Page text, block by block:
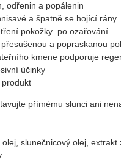
odřenin a popálenin
a špatně se hojící rány
pokožky po ozařování
a popraskanou
kmene podporuje
účinky
přímému slunci ani
olej, slunečnicový olej, extrakt